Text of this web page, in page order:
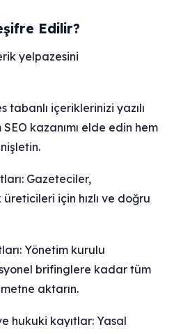
Edilir?
yelpazesini
tabanlı içeriklerinizi yazılı
kazanımı elde edin hem
Gazeteciler,
için hızlı ve doğru
Yönetim kurulu
brifinglere kadar tüm
aktarın.
hukuki kayıtlar: Yasal